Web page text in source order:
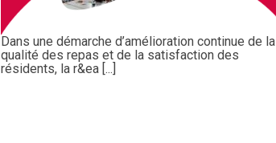
Dans une démarche d’amélioration continue de la
qualité des repas et de la satisfaction des
résidents, la r&ea [...]